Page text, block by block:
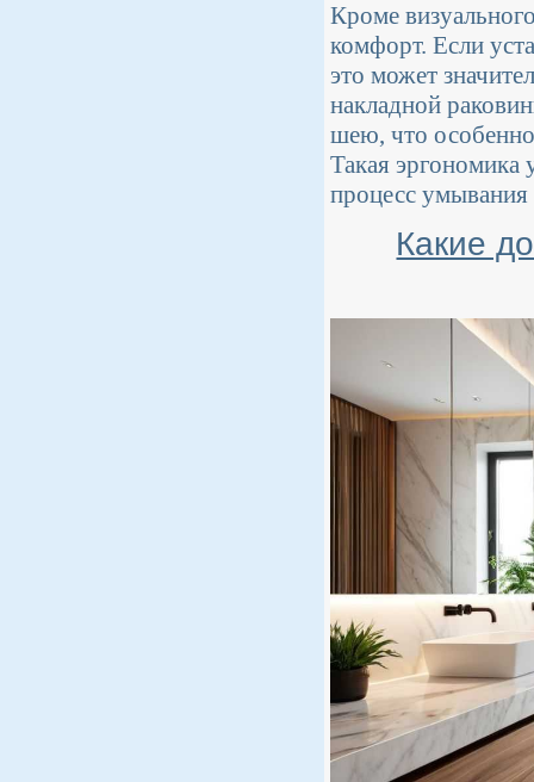
Кроме
комфорт. Если
это может
накладной
шею, что
Такая эргономика
процесс
Какие